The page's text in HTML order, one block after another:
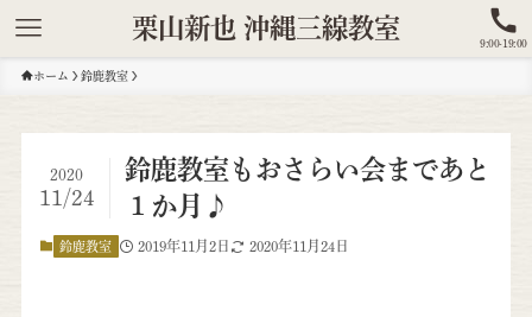
栗山新也 沖縄三線教室
9:00-19:00
ホーム 鈴鹿教室
鈴鹿教室もおさらい会まであと
１か月♪
2020
11/24
鈴鹿教室 2019年11月2日 2020年11月24日